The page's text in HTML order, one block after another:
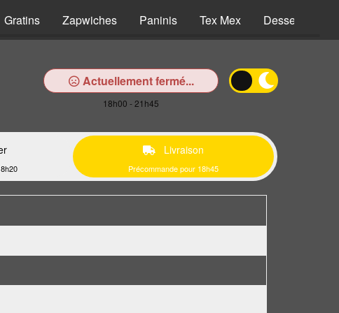
Gratins Zapwiches Paninis Tex Mex Desserts
Actuellement fermé...
18h00 - 21h45
Livraison
Précommande pour 18h45